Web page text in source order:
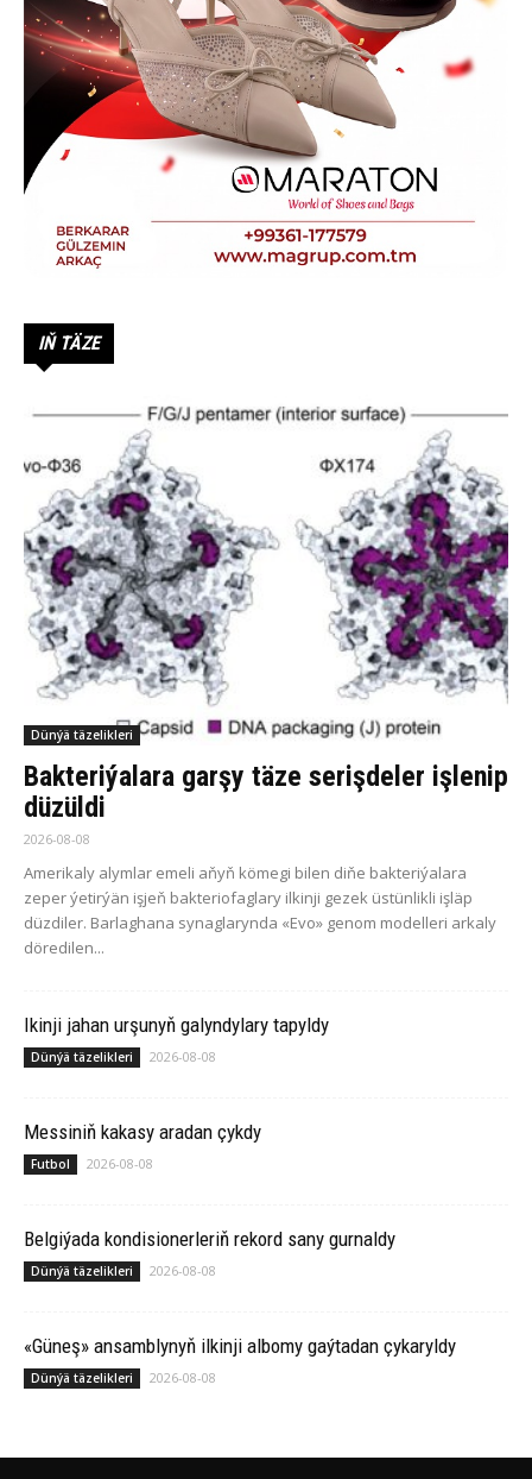
IŇ TÄZE
Dünýä täzelikleri
Bakteriýalara garşy täze serişdeler işlenip
düzüldi
2026-08-08
Amerikaly alymlar emeli aňyň kömegi bilen diňe bakteriýalara
zeper ýetirýän işjeň bakteriofaglary ilkinji gezek üstünlikli işläp
düzdiler. Barlaghana synaglarynda «Evo» genom modelleri arkaly
döredilen...
Ikinji jahan urşunyň galyndylary tapyldy
Dünýä täzelikleri 2026-08-08
Messiniň kakasy aradan çykdy
Futbol 2026-08-08
Belgiýada kondisionerleriň rekord sany gurnaldy
Dünýä täzelikleri 2026-08-08
«Güneş» ansamblynyň ilkinji albomy gaýtadan çykaryldy
Dünýä täzelikleri 2026-08-08